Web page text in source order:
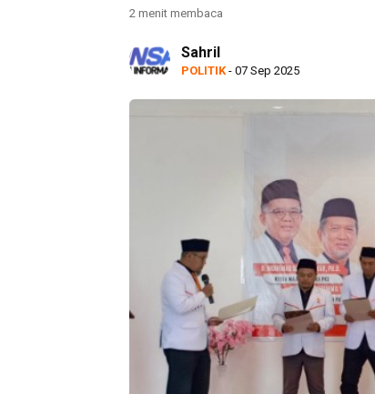
2 menit membaca
Sahril
POLITIK - 07 Sep 2025